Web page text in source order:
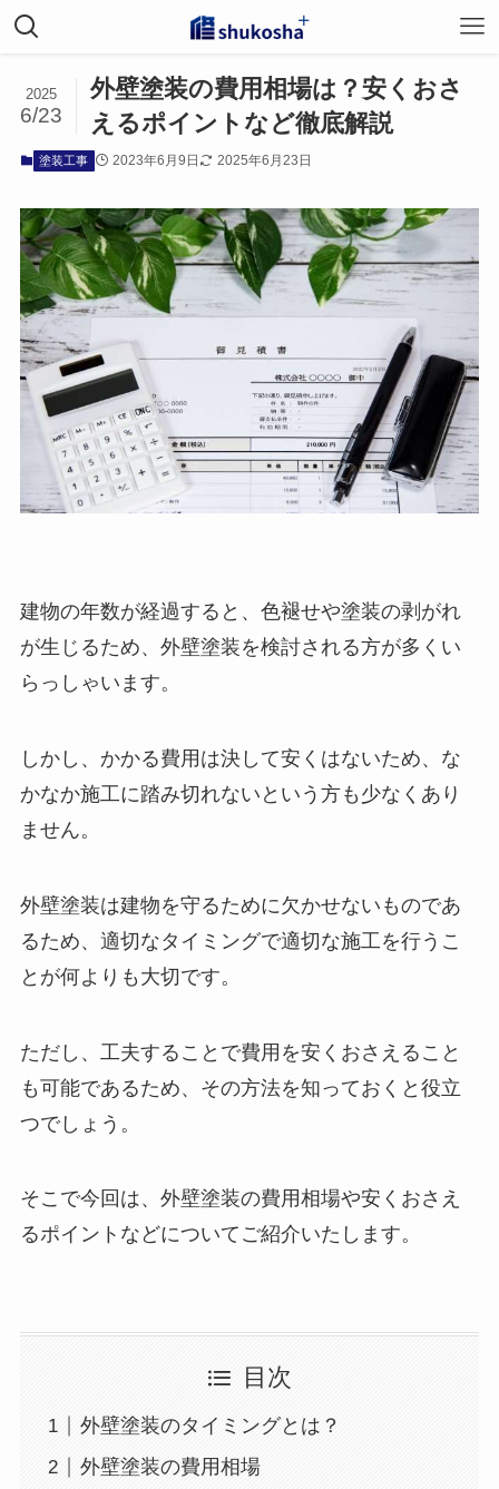
ホーム
外壁塗装の費用相場は？安くおさ
えるポイントなど徹底解説
2025
6/23
塗装工事 2023年6月9日 2025年6月23日
建物の年数が経過すると、色褪せや塗装の剥がれ
が生じるため、外壁塗装を検討される方が多くい
らっしゃいます。
しかし、かかる費用は決して安くはないため、な
かなか施工に踏み切れないという方も少なくあり
ません。
外壁塗装は建物を守るために欠かせないものであ
るため、適切なタイミングで適切な施工を行うこ
とが何よりも大切です。
ただし、工夫することで費用を安くおさえること
も可能であるため、その方法を知っておくと役立
つでしょう。
そこで今回は、外壁塗装の費用相場や安くおさえ
るポイントなどについてご紹介いたします。
目次
外壁塗装のタイミングとは？
外壁塗装の費用相場